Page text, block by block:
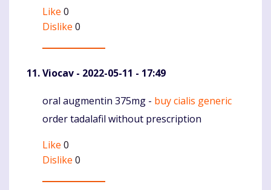
Like 0
Dislike 0
Viocav - 2022-05-11 - 17:49
Komentaras
oral augmentin 375mg - buy cialis generic
order tadalafil without prescription
Like 0
Dislike 0